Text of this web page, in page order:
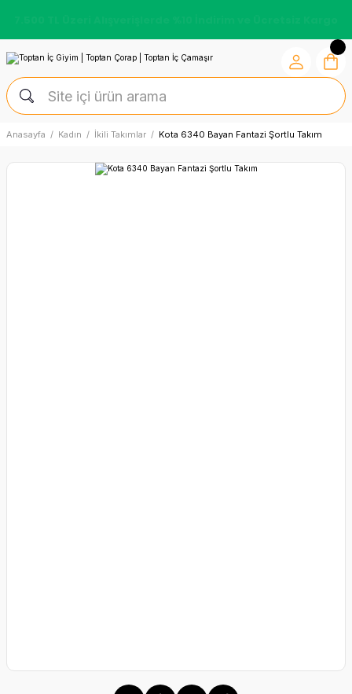
Anasayfa Kadın İkili Takımlar Kota 6340 Bayan Fantazi Şortlu Takım